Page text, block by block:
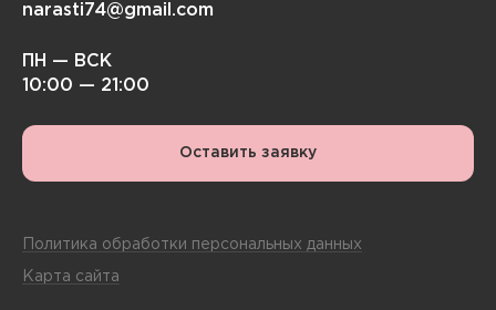
narasti74@gmail.com
ПН — ВСК
10:00 — 21:00
Оставить заявку
Политика обработки персональных данных
Карта сайта